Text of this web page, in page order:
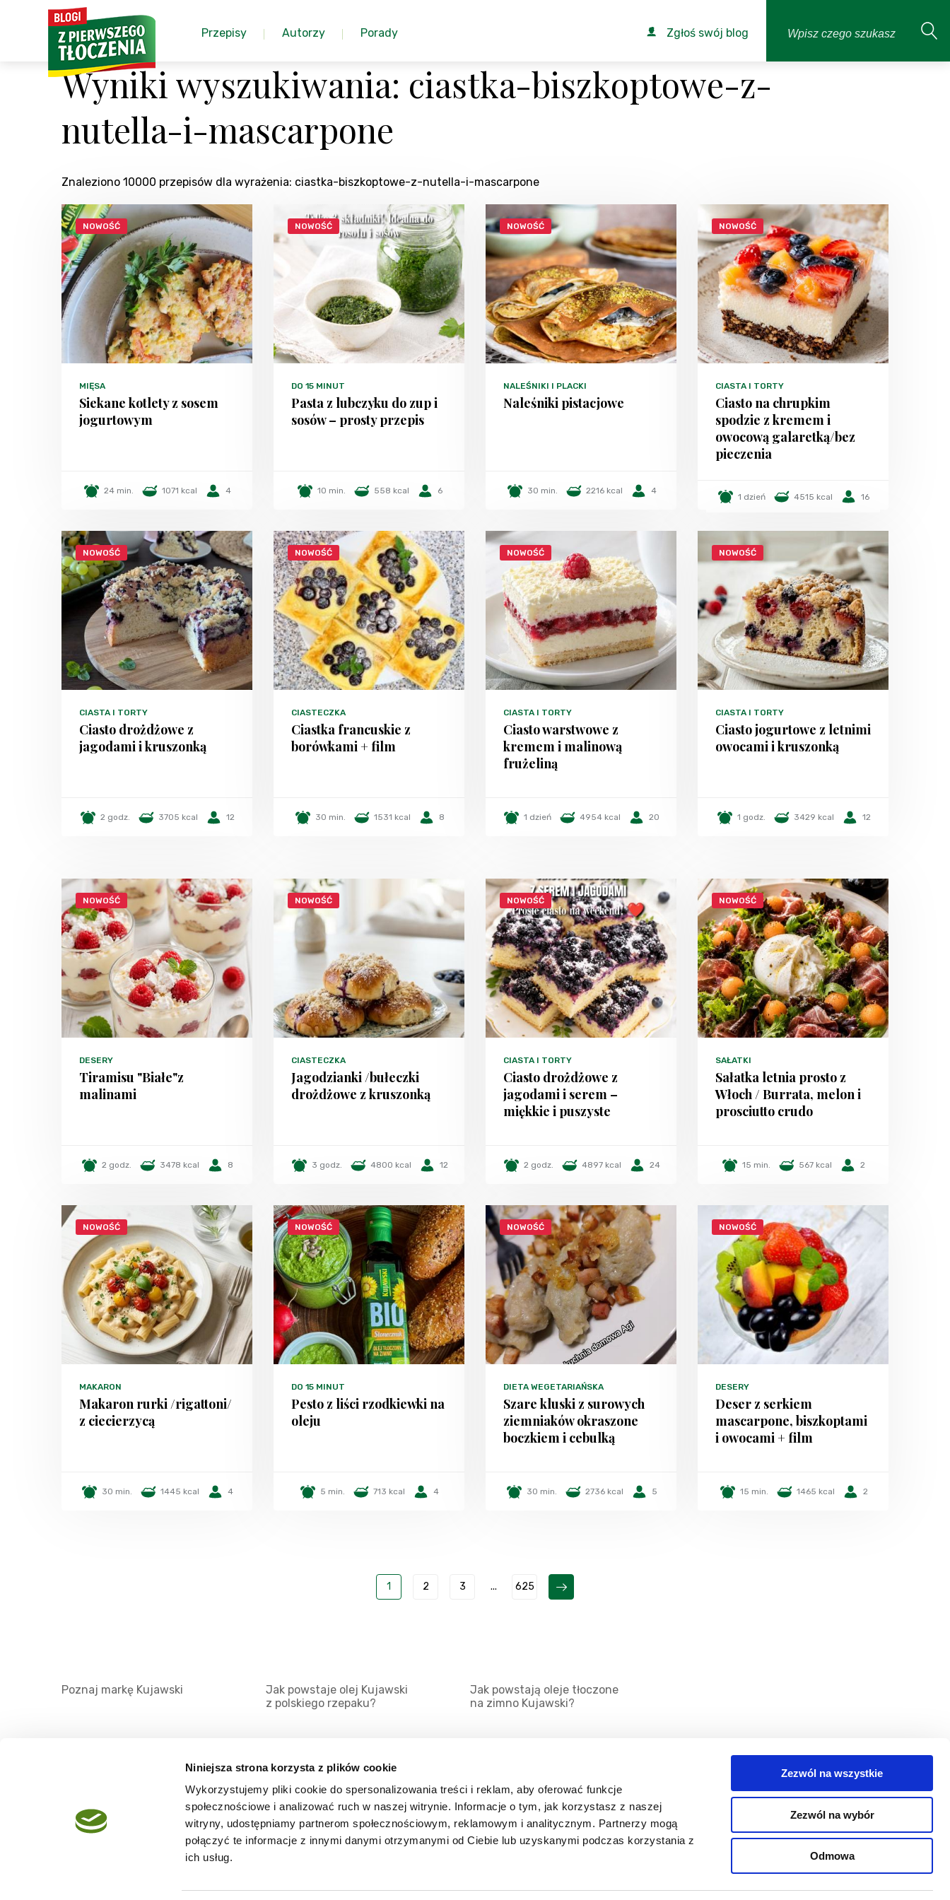
Niniejsza strona korzysta z plików cookie
Wykorzystujemy pliki cookie do spersonalizowania treści i reklam, aby oferować funkcje
społecznościowe i analizować ruch w naszej witrynie. Informacje o tym, jak korzystasz z naszej
witryny, udostępniamy partnerom społecznościowym, reklamowym i analitycznym. Partnerzy mogą
połączyć te informacje z innymi danymi otrzymanymi od Ciebie lub uzyskanymi podczas korzystania z
ich usług.
Zezwól na wszystkie
Zezwól na wybór
Odmowa
Przepisy Autorzy Porady Zgłoś swój blog
Wyniki wyszukiwania: ciastka-biszkoptowe-z-
nutella-i-mascarpone
Znaleziono 10000 przepisów dla wyrażenia: ciastka-biszkoptowe-z-nutella-i-mascarpone
NOWOŚĆ
MIĘSA
Siekane kotlety z sosem
jogurtowym
24 min. 1071 kcal 4
NOWOŚĆ
DO 15 MINUT
Pasta z lubczyku do zup i
sosów – prosty przepis
10 min. 558 kcal 6
NOWOŚĆ
NALEŚNIKI I PLACKI
Naleśniki pistacjowe
30 min. 2216 kcal 4
NOWOŚĆ
CIASTA I TORTY
Ciasto na chrupkim
spodzie z kremem i
owocową galaretką/bez
pieczenia
1 dzień 4515 kcal 16
NOWOŚĆ
CIASTA I TORTY
Ciasto drożdżowe z
jagodami i kruszonką
2 godz. 3705 kcal 12
NOWOŚĆ
CIASTECZKA
Ciastka francuskie z
borówkami + film
30 min. 1531 kcal 8
NOWOŚĆ
CIASTA I TORTY
Ciasto warstwowe z
kremem i malinową
frużeliną
1 dzień 4954 kcal 20
NOWOŚĆ
CIASTA I TORTY
Ciasto jogurtowe z letnimi
owocami i kruszonką
1 godz. 3429 kcal 12
NOWOŚĆ
DESERY
Tiramisu "Białe"z
malinami
2 godz. 3478 kcal 8
NOWOŚĆ
CIASTECZKA
Jagodzianki /bułeczki
drożdżowe z kruszonką
3 godz. 4800 kcal 12
NOWOŚĆ
CIASTA I TORTY
Ciasto drożdżowe z
jagodami i serem –
miękkie i puszyste
2 godz. 4897 kcal 24
NOWOŚĆ
SAŁATKI
Sałatka letnia prosto z
Włoch / Burrata, melon i
prosciutto crudo
15 min. 567 kcal 2
NOWOŚĆ
MAKARON
Makaron rurki /rigattoni/
z ciecierzycą
30 min. 1445 kcal 4
NOWOŚĆ
DO 15 MINUT
Pesto z liści rzodkiewki na
oleju
5 min. 713 kcal 4
NOWOŚĆ
DIETA WEGETARIAŃSKA
Szare kluski z surowych
ziemniaków okraszone
boczkiem i cebulką
30 min. 2736 kcal 5
NOWOŚĆ
DESERY
Deser z serkiem
mascarpone, biszkoptami
i owocami + film
15 min. 1465 kcal 2
1 2 3 ... 625
Poznaj markę Kujawski
Jak powstaje olej Kujawski
z polskiego rzepaku?
Jak powstają oleje tłoczone
na zimno Kujawski?
Regulamin
Mapa serwisu
Kanały RSS
Porady
Kategorie
Kontakt
Zaloguj się